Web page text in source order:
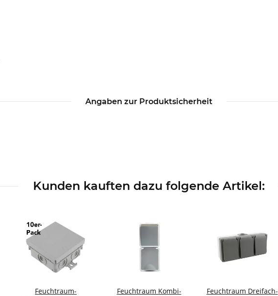
Angaben zur Produktsicherheit
Kunden kauften dazu folgende Artikel:
Feuchtraum-
Feuchtraum Kombi-
Feuchtraum Dreifach-